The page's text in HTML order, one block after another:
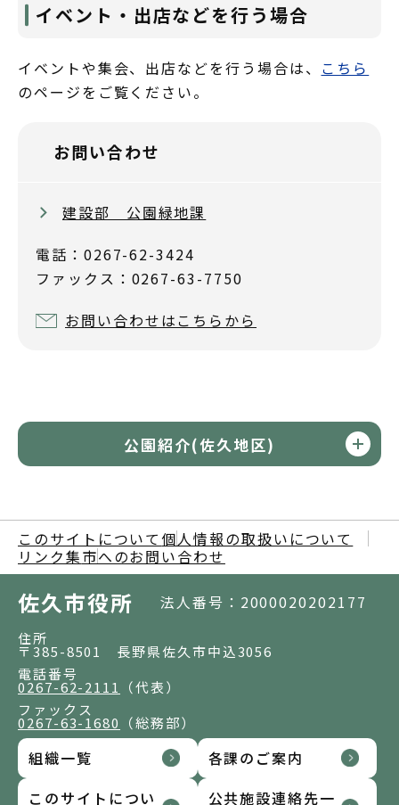
イベント・出店などを行う場合
イベントや集会、出店などを行う場合は、 こちら
のページをご覧ください。
お問い合わせ
建設部 公園緑地課
電話：0267-62-3424
ファックス：0267-63-7750
お問い合わせはこちらから
公園紹介(佐久地区)
このサイトについて 個人情報の取扱いについて
リンク集市へのお問い合わせ
佐久市役所 法人番号：2000020202177
住所
〒385-8501 長野県佐久市中込3056
電話番号
0267-62-2111
（代表）
ファックス
0267-63-1680 （総務部）
組織一覧
各課のご案内
このサイトについ
公共施設連絡先一